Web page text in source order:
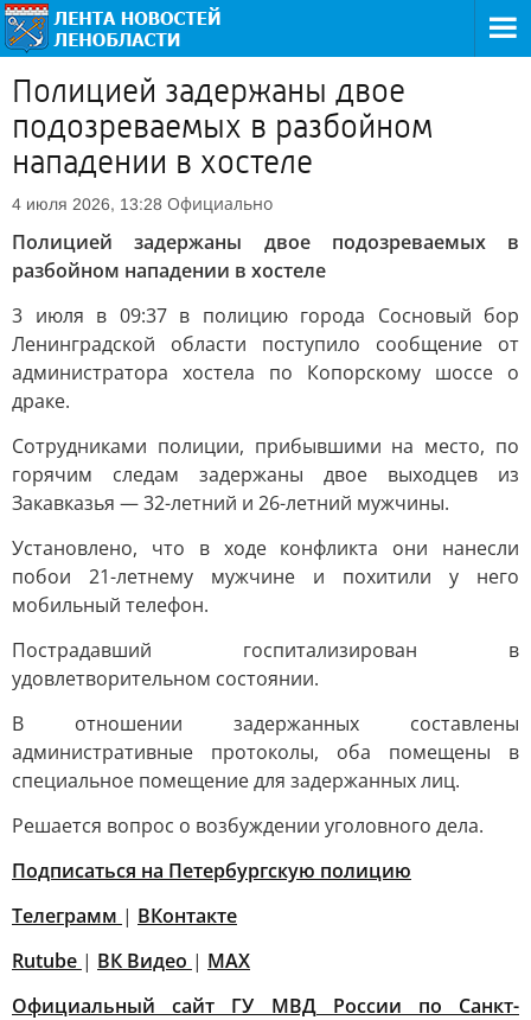
Полицией задержаны двое
подозреваемых в разбойном
нападении в хостеле
4 июля 2026, 13:28 Официально
Полицией задержаны двое подозреваемых в
разбойном нападении в хостеле
3 июля в 09:37 в полицию города Сосновый бор
Ленинградской области поступило сообщение от
администратора хостела по Копорскому шоссе о
драке.
Сотрудниками полиции, прибывшими на место, по
горячим следам задержаны двое выходцев из
Закавказья — 32-летний и 26-летний мужчины.
Установлено, что в ходе конфликта они нанесли
побои 21-летнему мужчине и похитили у него
мобильный телефон.
Пострадавший госпитализирован в
удовлетворительном состоянии.
В отношении задержанных составлены
административные протоколы, оба помещены в
специальное помещение для задержанных лиц.
Решается вопрос о возбуждении уголовного дела.
Подписаться на Петербургскую полицию
Телеграмм | ВКонтакте
Rutube | ВК Видео | MAX
Официальный сайт ГУ МВД России по Санкт-